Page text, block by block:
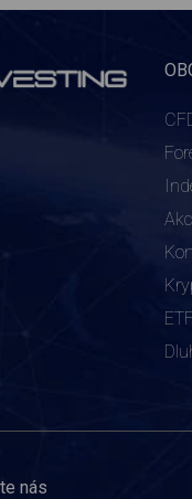
ETF
nás